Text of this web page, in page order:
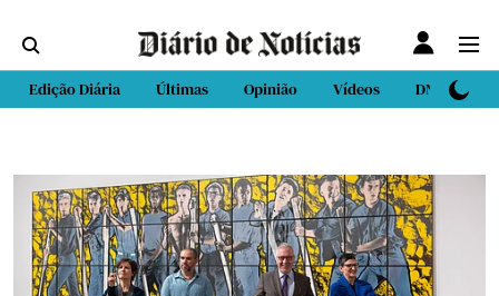
Edição Diária Últimas Opinião Vídeos DN Sport